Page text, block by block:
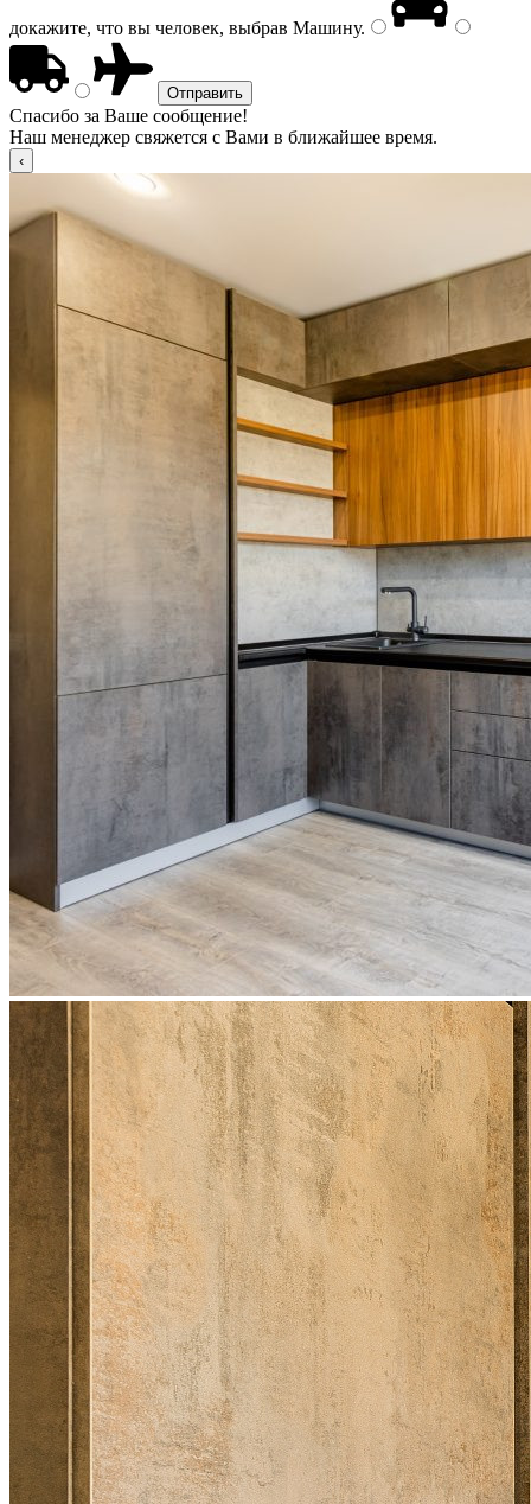
докажите, что вы человек, выбрав Машину.
Спасибо за Ваше сообщение!
Наш менеджер свяжется с Вами в ближайшее время.